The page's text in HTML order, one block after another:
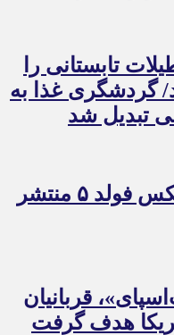
تابستانی را
گردشگری غذا به
تبدیل شد
اولین تصاویر شیائومی میکس فولد ۵ منتشر
قربانیان